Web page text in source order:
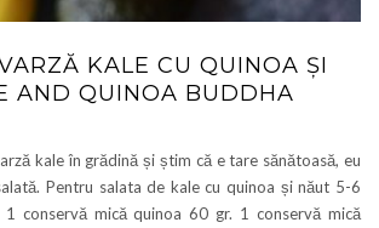
KALE CU QUINOA ȘI
AND QUINOA BUDDHA
kale în grădină și știm că e tare sănătoasă, eu
Pentru salata de kale cu quinoa și năut 5-6
conservă mică quinoa 60 gr. 1 conservă mică